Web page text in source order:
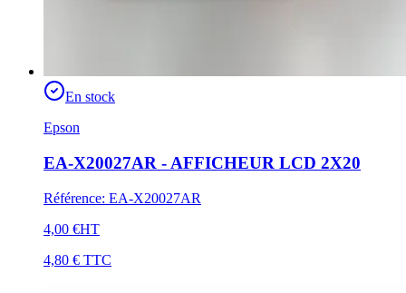
En stock
Epson
EA-X20027AR - AFFICHEUR LCD 2X20
Référence: EA-X20027AR
4,00 €HT
4,80 € TTC